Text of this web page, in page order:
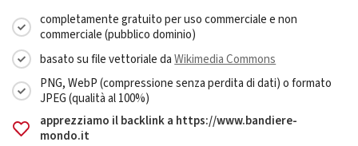
completamente gratuito per uso commerciale e non
commerciale (pubblico dominio)
basato su file vettoriale daWikimedia Commons
PNG, WebP (compressione senza perdita di dati) o formato
JPEG (qualità al 100%)
apprezziamo il backlink a https://www.bandiere-
mondo.it